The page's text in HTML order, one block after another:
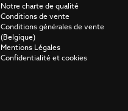
Notre charte de qualité
Conditions de vente
Conditions générales de vente
(Belgique)
Mentions Légales
Confidentialité et cookies